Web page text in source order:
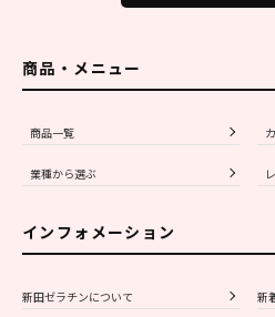
商品・メニュー
商品一覧
業種から選ぶ
インフォメーション
新田ゼラチンについて 新